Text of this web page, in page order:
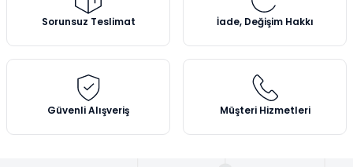
Sorunsuz Teslimat İade, Değişim Hakkı
Güvenli Alışveriş Müşteri Hizmetleri